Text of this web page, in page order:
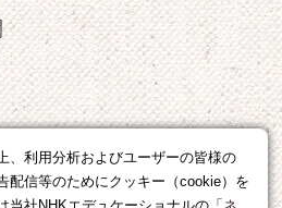
、利用分析およびユーザーの皆様の
配信等のためにクッキー（cookie）を